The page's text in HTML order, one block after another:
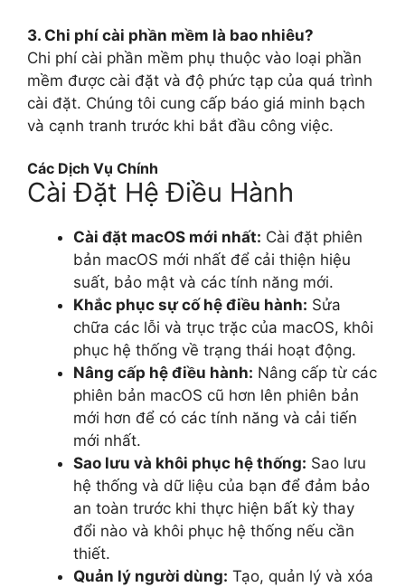
3. Chi phí cài phần mềm là bao nhiêu?
Chi phí cài phần mềm phụ thuộc vào loại phần
mềm được cài đặt và độ phức tạp của quá trình
cài đặt. Chúng tôi cung cấp báo giá minh bạch
và cạnh tranh trước khi bắt đầu công việc.
Các Dịch Vụ Chính
Cài Đặt Hệ Điều Hành
Cài đặt macOS mới nhất: Cài đặt phiên
bản macOS mới nhất để cải thiện hiệu
suất, bảo mật và các tính năng mới.
Khắc phục sự cố hệ điều hành: Sửa
chữa các lỗi và trục trặc của macOS, khôi
phục hệ thống về trạng thái hoạt động.
Nâng cấp hệ điều hành: Nâng cấp từ các
phiên bản macOS cũ hơn lên phiên bản
mới hơn để có các tính năng và cải tiến
mới nhất.
Sao lưu và khôi phục hệ thống: Sao lưu
hệ thống và dữ liệu của bạn để đảm bảo
an toàn trước khi thực hiện bất kỳ thay
đổi nào và khôi phục hệ thống nếu cần
thiết.
Quản lý người dùng: Tạo, quản lý và xóa